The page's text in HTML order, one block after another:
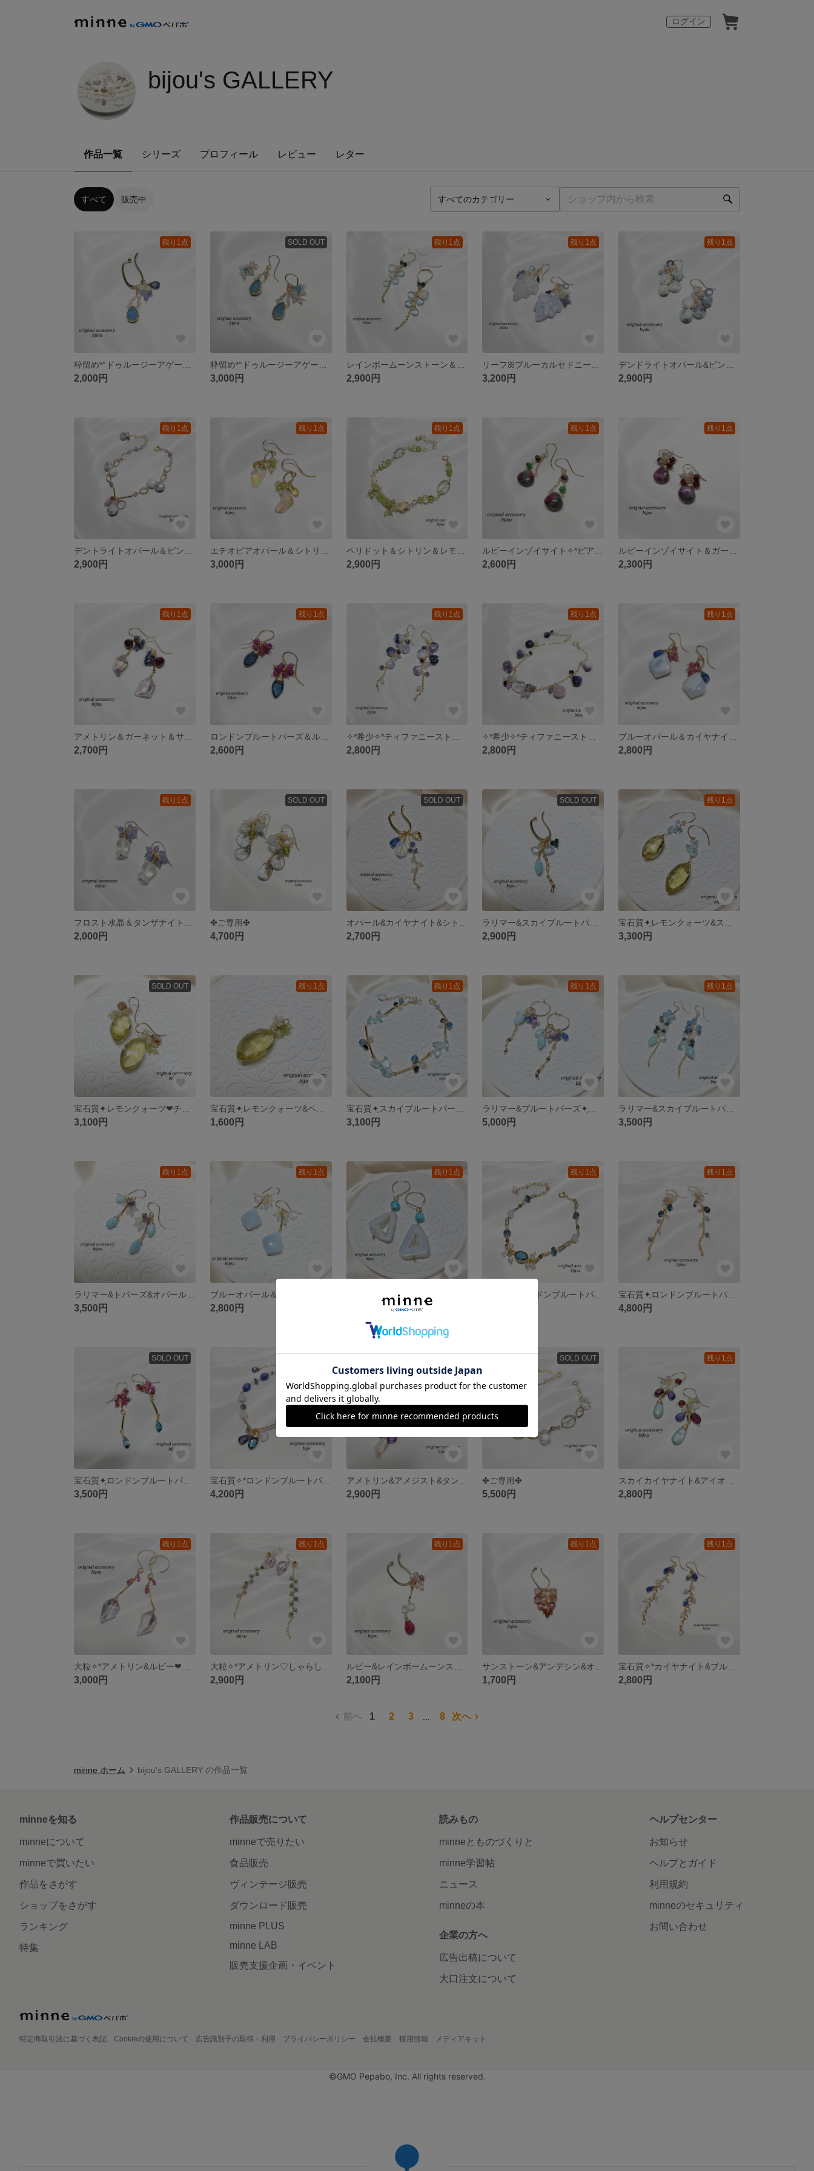
ログイン
bijou's GALLERY
作品一覧 シリーズ プロフィール レビュー レター
すべて 販売中
残り1点
2,000円
SOLD OUT
3,000円
残り1点
2,900円
残り1点
3,200円
残り1点
2,900円
残り1点
2,900円
残り1点
3,000円
残り1点
2,900円
残り1点
2,600円
残り1点
2,300円
残り1点
2,700円
残り1点
ロンドンブルートパーズ＆ルビー✦ฺピアス～14kgf～
2,600円
残り1点
2,800円
残り1点
2,800円
残り1点
2,800円
残り1点
2,000円
SOLD OUT
✤ご専用✤
4,700円
SOLD OUT
2,700円
SOLD OUT
2,900円
残り1点
3,300円
SOLD OUT
3,100円
残り1点
宝石質✦ฺレモンクォーツ&ペリドット&オパールꕤペンダントトップ ～14kgf～
1,600円
残り1点
3,100円
残り1点
5,000円
残り1点
3,500円
残り1点
3,500円
残り1点
2,800円
残り1点 残り1点 残り1点
4,800円
SOLD OUT
3,500円
宝石質✧*ロンドンブルートパーズ&アイオライト&ムーンストーン&ブルーサファイア❤︎ブレスレット～14kgf～
4,200円 2,900円
SOLD OUT
✤ご専用✤
5,500円
残り1点
2,800円
残り1点
3,000円
残り1点
2,900円
残り1点
2,100円
残り1点
1,700円
残り1点
2,800円
前へ 1 2 3 8 次へ
minne ホーム bijou's GALLERY の作品一覧
minneを知る
minneについて
minneで買いたい
作品をさがす
ショップをさがす
ランキング
特集
作品販売について
minneで売りたい
食品販売
ヴィンテージ販売
ダウンロード販売
minne PLUS
minne LAB
販売支援企画・イベント
読みもの
minneとものづくりと
minne学習帖
ニュース
minneの本
企業の方へ
広告出稿について
大口注文について
ヘルプセンター
お知らせ
ヘルプとガイド
利用規約
minneのセキュリティ
お問い合わせ
特定商取引法に基づく表記 Cookieの使用について 広告識別子の取得・利用 プライバシーポリシー 会社概要 採用情報 メディアキット
©GMO Pepabo, Inc. All rights reserved.